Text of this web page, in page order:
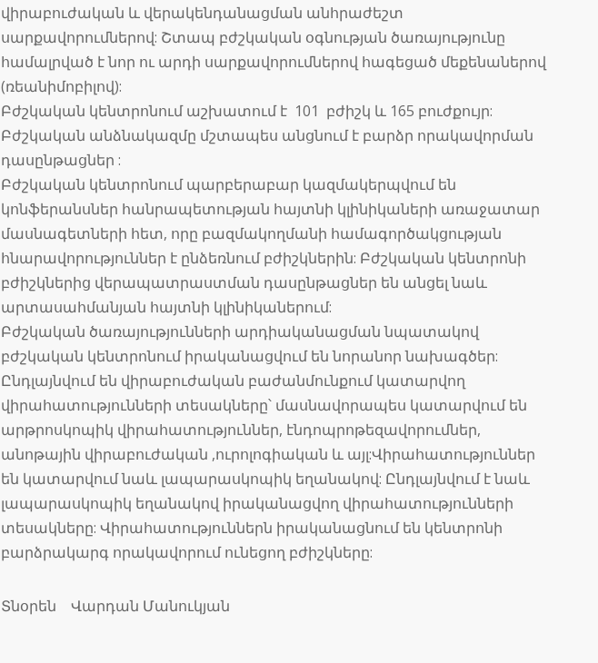
վիրաբուժական և վերակենդանացման անհրաժեշտ
սարքավորումներով: Շտապ բժշկական օգնության ծառայությունը
համալրված է նոր ու արդի սարքավորումներով հագեցած մեքենաներով
(ռեանիմոբիլով):
Բժշկական կենտրոնում աշխատում է 101 բժիշկ և 165 բուժքույր:
Բժշկական անձնակազմը մշտապես անցնում է բարձր որակավորման
դասընթացներ :
Բժշկական կենտրոնում պարբերաբար կազմակերպվում են
կոնֆերանսներ հանրապետության հայտնի կլինիկաների առաջատար
մասնագետների հետ, որը բազմակողմանի համագործակցության
հնարավորություններ է ընձեռնում բժիշկներին: Բժշկական կենտրոնի
բժիշկներից վերապատրաստման դասընթացներ են անցել նաև
արտասահմանյան հայտնի կլինիկաներում:
Բժշկական ծառայությունների արդիականացման նպատակով
բժշկական կենտրոնում իրականացվում են նորանոր նախագծեր:
Ընդլայնվում են վիրաբուժական բաժանմունքում կատարվող
վիրահատությունների տեսակները՝ մասնավորապես կատարվում են
արթրոսկոպիկ վիրահատություններ, էնդոպրոթեզավորումներ,
անոթային վիրաբուժական ,ուրոլոգիական և այլ:Վիրահատություններ
են կատարվում նաև լապարասկոպիկ եղանակով: Ընդլայնվում է նաև
լապարասկոպիկ եղանակով իրականացվող վիրահատությունների
տեսակները: Վիրահատություններն իրականացնում են կենտրոնի
բարձրակարգ որակավորում ունեցող բժիշկները:
Տնօրեն Վարդան Մանուկյան